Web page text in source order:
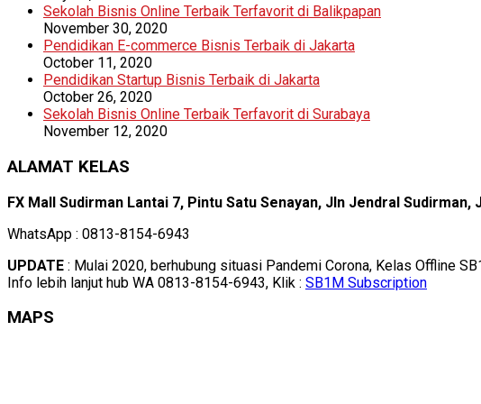
Sekolah Bisnis Online Terbaik Terfavorit di Balikpapan
November 30, 2020
Pendidikan E-commerce Bisnis Terbaik di Jakarta
October 11, 2020
Pendidikan Startup Bisnis Terbaik di Jakarta
October 26, 2020
Sekolah Bisnis Online Terbaik Terfavorit di Surabaya
November 12, 2020
ALAMAT KELAS
FX Mall Sudirman Lantai 7, Pintu Satu Senayan, Jln Jendral Sudirman,
WhatsApp : 0813-8154-6943
UPDATE : Mulai 2020, berhubung situasi Pandemi Corona, Kelas Offline
Info lebih lanjut hub WA 0813-8154-6943, Klik : SB1M Subscription
MAPS